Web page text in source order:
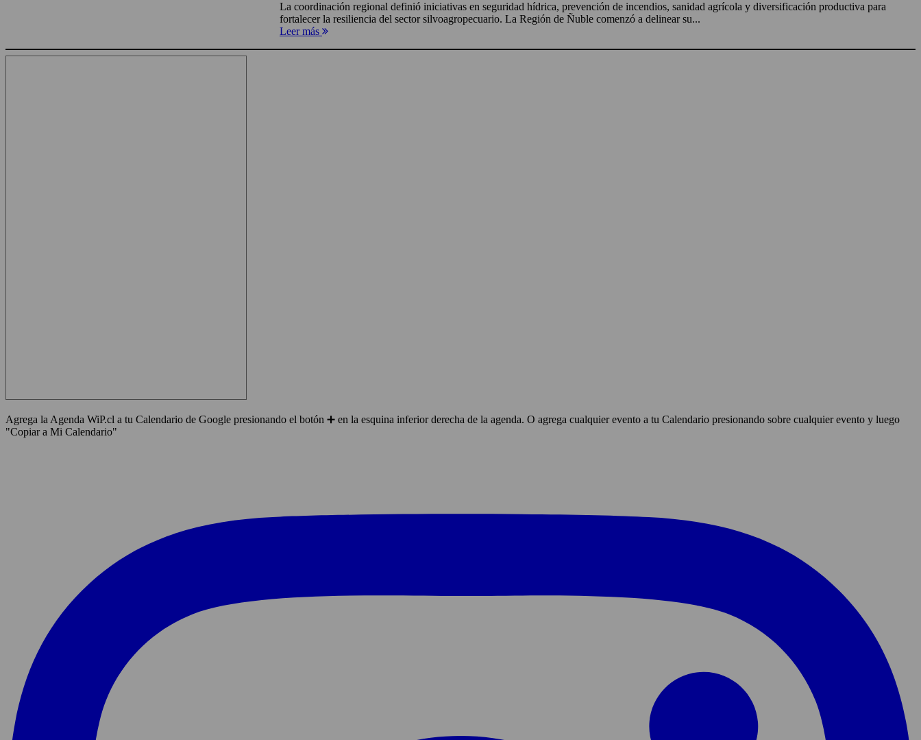
La coordinación regional definió iniciativas en seguridad hídrica, prevención de incendios, sanidad agrícola y diversificación productiva para
fortalecer la resiliencia del sector silvoagropecuario. La Región de Ñuble comenzó a delinear su...
Leer más
Agrega la Agenda WiP.cl a tu Calendario de Google presionando el botón ➕ en la esquina inferior derecha de la agenda. O agrega cualquier evento a tu Calendario presionando sobre cualquier evento y luego
"Copiar a Mi Calendario"